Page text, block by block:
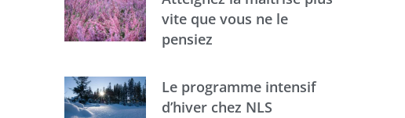
vite que vous ne le
pensiez
Le programme intensif
d’hiver chez NLS